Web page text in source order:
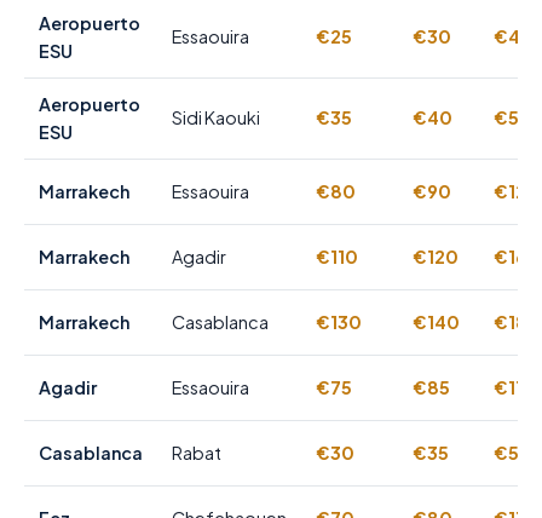
Aeropuerto
ESU
Essaouira €25 €30 €40
Aeropuerto
ESU
Sidi Kaouki €35 €40 €55
Marrakech Essaouira €80 €90 €120
Marrakech Agadir €110 €120 €160
Marrakech Casablanca €130 €140 €180
Agadir Essaouira €75 €85 €110
Casablanca Rabat €30 €35 €50